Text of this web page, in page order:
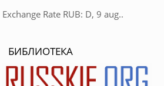
Exchange Rate RUB: D, 9 aug..
БИБЛИОТЕКА